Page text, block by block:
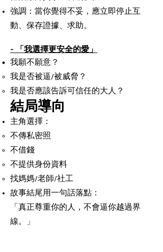
強調：當你覺得不妥，應立即停止互
動、保存證據、求助。
- 「我選擇更安全的愛」
我願不願意？
我是否被逼/被威脅？
我是否應該告訴可信任的大人？
結局導向
主角選擇：
不傳私密照
不借錢
不提供身份資料
找媽媽/老師/社工
故事結尾用一句話落點：
「真正尊重你的人，不會逼你越過界
線。」